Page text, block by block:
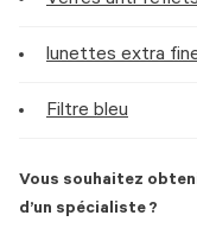
lunettes extra
Filtre bleu
Vous souhaitez
d’un spécialiste ?